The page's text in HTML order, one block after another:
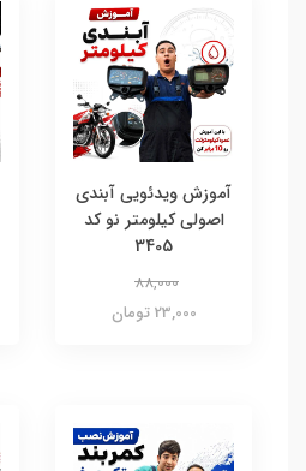
آموزش ویدئویی آبندی
اصولی کیلومتر نو کد
3405
88,000
23,000 تومان